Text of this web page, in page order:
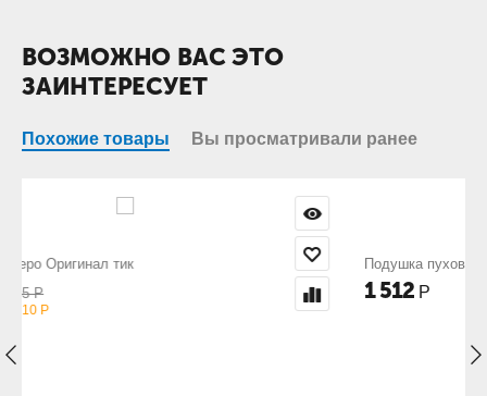
ВОЗМОЖНО ВАС ЭТО
ЗАИНТЕРЕСУЕТ
Похожие товары Вы просматривали ранее
Подушка пуховая NICE политик